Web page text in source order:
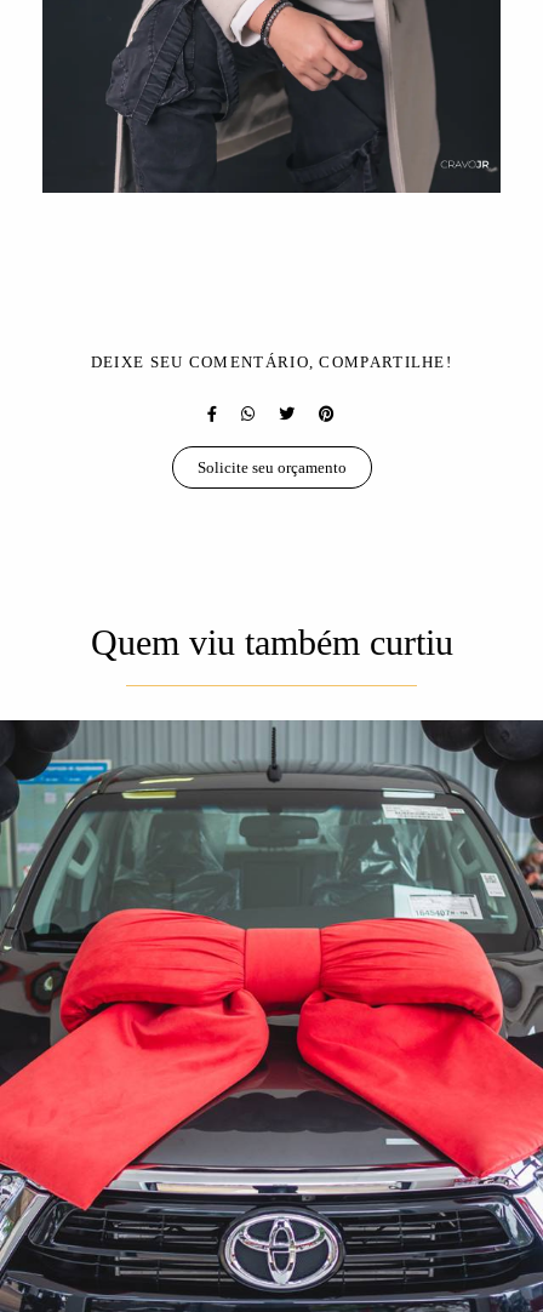
DEIXE SEU COMENTÁRIO, COMPARTILHE!
Solicite seu orçamento
Quem viu também curtiu